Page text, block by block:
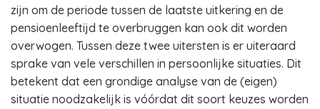
zijn om de periode tussen de laatste uitkering en de
pensioenleeftijd te overbruggen kan ook dit worden
overwogen. Tussen deze twee uitersten is er uiteraard
sprake van vele verschillen in persoonlijke situaties. Dit
betekent dat een grondige analyse van de (eigen)
situatie noodzakelijk is vóórdat dit soort keuzes worden